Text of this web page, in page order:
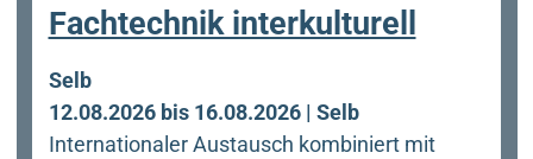
Fachtechnik interkulturell
Selb
12.08.2026 bis 16.08.2026 | Selb
Internationaler Austausch kombiniert mit